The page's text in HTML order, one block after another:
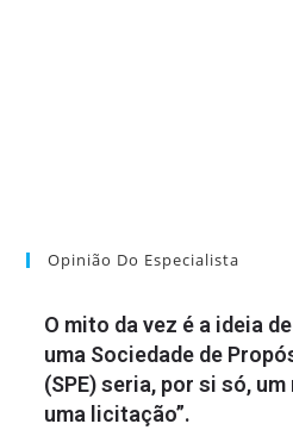
Opinião Do Especialista
O mito da vez é a ideia
uma Sociedade de
(SPE) seria, por si só,
uma licitação”.